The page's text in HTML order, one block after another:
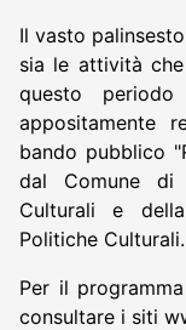
Il vasto
sia le attività
questo
appositamente
bando pubblico
dal Comune di
Culturali e
Politiche Culturali.
Per il
consultare i siti